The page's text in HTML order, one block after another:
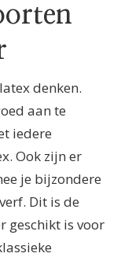
denken.
aan te
iedere
Ook zijn er
je bijzondere
Dit is de
geschikt is voor